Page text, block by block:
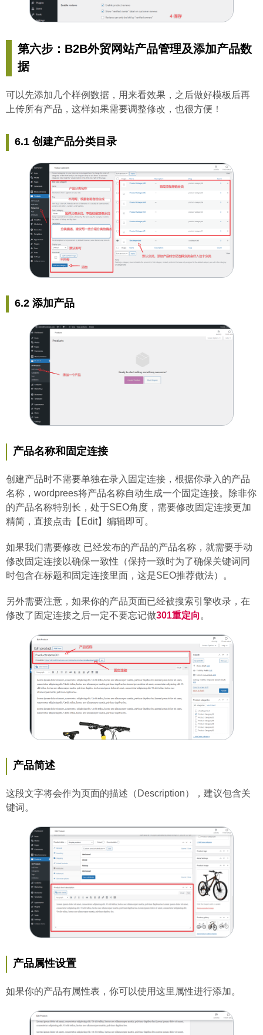
第六步：B2B外贸网站产品管理及添加产品数
据
可以先添加几个样例数据，用来看效果，之后做好模板后再
上传所有产品，这样如果需要调整修改，也很方便！
6.1 创建产品分类目录
6.2 添加产品
产品名称和固定连接
创建产品时不需要单独在录入固定连接，根据你录入的产品
名称，wordprees将产品名称自动生成一个固定连接。除非你
的产品名称特别长，处于SEO角度，需要修改固定连接更加
精简，直接点击【Edit】编辑即可。
如果我们需要修改 已经发布的产品的产品名称，就需要手动
修改固定连接以确保一致性（保持一致时为了确保关键词同
时包含在标题和固定连接里面，这是SEO推荐做法）。
另外需要注意，如果你的产品页面已经被搜索引擎收录，在
修改了固定连接之后一定不要忘记做301重定向 。
产品简述
这段文字将会作为页面的描述（Description），建议包含关
键词。
产品属性设置
如果你的产品有属性表，你可以使用这里属性进行添加。